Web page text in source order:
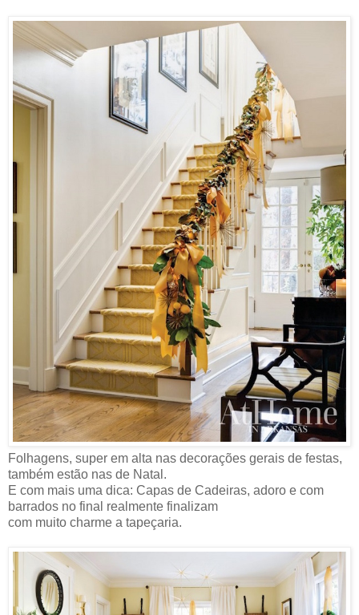
Folhagens, super em alta nas decorações gerais de festas,
também estão nas de Natal.
E com mais uma dica: Capas de Cadeiras, adoro e com
barrados no final realmente finalizam
com muito charme a tapeçaria.